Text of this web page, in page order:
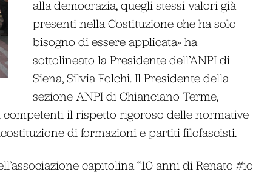
alla democrazia, quegli stessi valori già
presenti nella Costituzione che ha solo
bisogno di essere applicata» ha
sottolineato la Presidente dell’ANPI di
Siena, Silvia Folchi. Il Presidente della
sezione ANPI di Chianciano Terme,
il rispetto rigoroso delle normative
di formazioni e partiti filofascisti.
capitolina “10 anni di Renato #io